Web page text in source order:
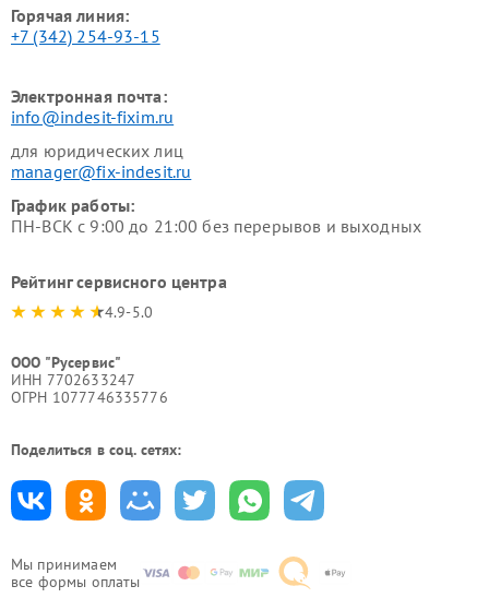
Мы принимаем
все формы оплаты
Горячая линия:
+7 (342) 254-93-15
Электронная почта:
info@indesit-fixim.ru
для юридических лиц
manager@fix-indesit.ru
График работы:
ПН-ВСК с 9:00 до 21:00 без перерывов и выходных
Рейтинг сервисного центра
4.9-5.0
ООО "Русервис"
ИНН 7702633247
ОГРН 1077746335776
Поделиться в соц. сетях: